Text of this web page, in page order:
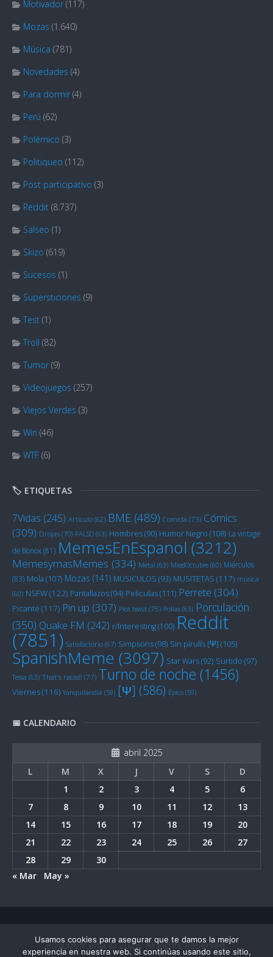
Motivador (117)
Mozas (1.640)
Música (781)
Novedades (4)
Para dormir (4)
Perú (62)
Polémico (3)
Politiqueo (112)
Post participativo (3)
Reddit (8.737)
Salseo (1)
Skizo (619)
Sucesos (1)
Supersticiones (9)
Test (1)
Troll (82)
Tumor (9)
Videojuegos (257)
Viejos Verdes (3)
Win (46)
WTF (6)
🏷️ ETIQUETAS
7Vidas (245) Artículo (62) BME (489) Comida (73) Cómics
(309) Drojas (70) FALSO (63) Hombres(90) Humor Negro (108) La vintage
de Bonox(81) MemesEnEspanol (3212)
MemesymasMemes (334) Metal (63) MiedOctubre (60) Miérculos
(83) Mola (107) Mozas (141) MUSICULOS (93) MUSITETAS (117) música
(60) NSFW(122) Pantallazos(94) Películas(111) Perrete (304)
Picante (117) Pin up (307) Plot twist (75) Pollas (63) Porculación
(350) Quake FM (242) r/Interesting(100) Reddit
(7851) Satisfactorio (67) Simpsons(98) Sin pirulís [Ψ] (105)
SpanishMeme (3097) Star Wars(92) Surtido (97)
Tessa (63) That's racist! (77) Turno de noche (1456)
Viernes(116) Yanquilandia (59) [Ψ] (586) Épico (59)
📅 CALENDARIO
abril 2025
L
M X J V S
D
1
2 3 4 5
6
7
8 9 10 11 12
13
14
15 16 17 18 19
20
21
22 23 24 25 26
27
28
29
30
« Mar
May »
esquizofr.enia © 2026. All Rights Reserved.
Usamos cookies para asegurar que te damos la mejor
experiencia en nuestra web. Si continúas usando este sitio,